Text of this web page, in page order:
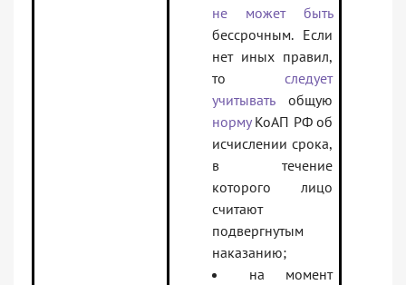
не может быть
бессрочным. Если
нет иных правил,
то следует
учитыватьобщую
нормуКоАП РФ об
исчислении срока,
в течение
которого лицо
считают
подвергнутым
наказанию;
на момент